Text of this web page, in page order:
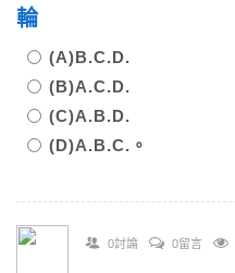
輪
(A)B.C.D.
(B)A.C.D.
(C)A.B.D.
(D)A.B.C.。
0討論 0留言